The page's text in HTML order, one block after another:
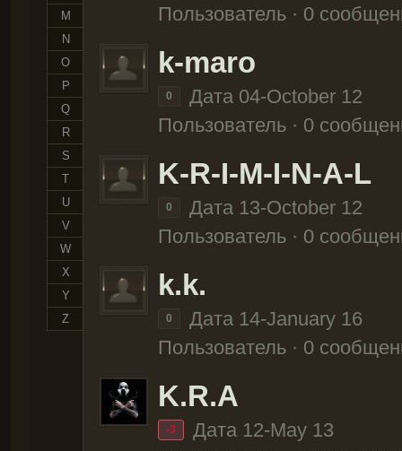
M
N
O
P
Q
R
S
T
U
V
W
X
Y
Z
Пользователь · 0
k-maro
0
Дата 04-October 12
Пользователь · 0
K-R-I-M-I-N-A-L
0
Дата 13-October 12
Пользователь · 0
k.k.
0
Дата 14-January 16
Пользователь · 0
K.R.A
-3
Дата 12-May 13